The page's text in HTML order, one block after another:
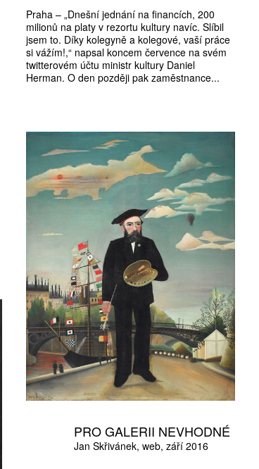
Praha – „Dnešní jednání na financích, 200
milionů na platy v rezortu kultury navíc. Slíbil
jsem to. Díky kolegyně a kolegové, vaší práce
si vážím!,“ napsal koncem července na svém
twitterovém účtu ministr kultury Daniel
Herman. O den později pak zaměstnance...
PRO GALERII NEVHODNÉ
Jan Skřivánek web září 2016